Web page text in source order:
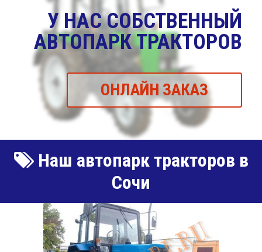
У НАС СОБСТВЕННЫЙ
АВТОПАРК ТРАКТОРОВ
ОНЛАЙН ЗАКАЗ
Наш автопарк тракторов в
Сочи